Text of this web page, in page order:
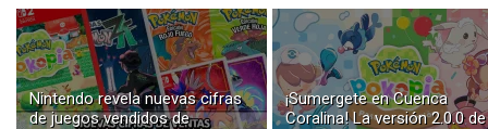
Nintendo revela nuevas cifras
de juegos vendidos de
¡Sumergete en Cuenca
Coralina! La versión 2.0.0 de